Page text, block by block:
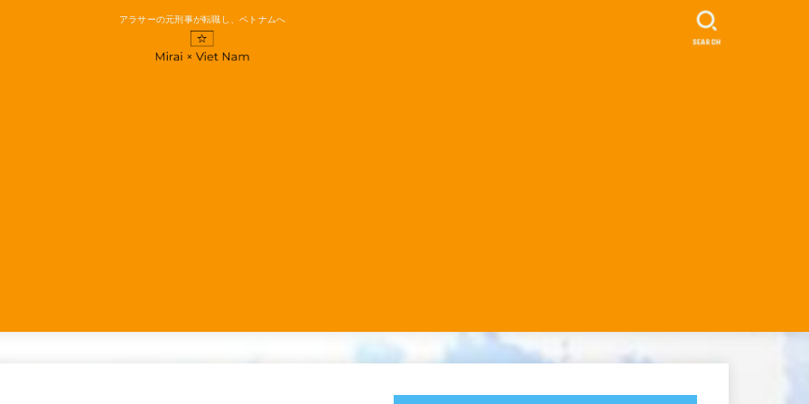
アラサーの元刑事が転職し、ベトナムへ
SEARCH